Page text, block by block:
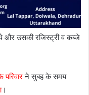
थे और उसकी रजिस्ट्री व कब्जे
ने सुबह के समय
।